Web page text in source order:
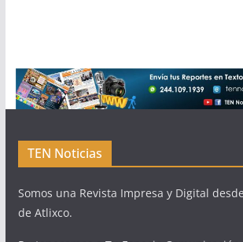
TEN Noticias
Somos una Revista Impresa y Digital
de Atlixco.